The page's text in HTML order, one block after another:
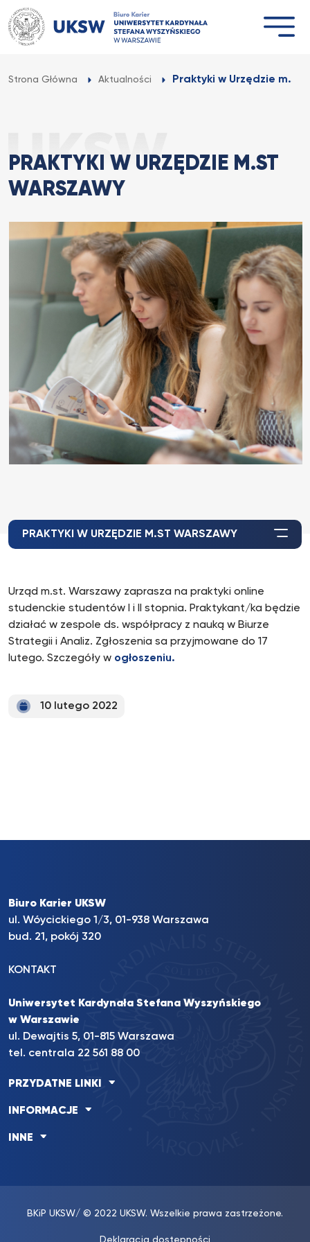
Przejdź
do
treści
Strona Główna Aktualności Praktyki w Urzędzie m.st
PRAKTYKI W URZĘDZIE M.ST
WARSZAWY
PRAKTYKI W URZĘDZIE M.ST WARSZAWY
Urząd m.st. Warszawy zaprasza na praktyki online
studenckie studentów I i II stopnia. Praktykant/ka będzie
działać w zespole ds. współpracy z nauką w Biurze
Strategii i Analiz. Zgłoszenia sa przyjmowane do 17
lutego. Szczegóły w ogłoszeniu.
10 lutego 2022
Biuro Karier UKSW
ul. Wóycickiego 1/3, 01-938 Warszawa
bud. 21, pokój 320
KONTAKT
Uniwersytet Kardynała Stefana Wyszyńskiego
w Warszawie
ul. Dewajtis 5, 01-815 Warszawa
tel. centrala 22 561 88 00
PRZYDATNE LINKI
INFORMACJE
INNE
BKiP UKSW/ © 2022 UKSW. Wszelkie prawa zastrzeżone.
Deklaracja dostępności